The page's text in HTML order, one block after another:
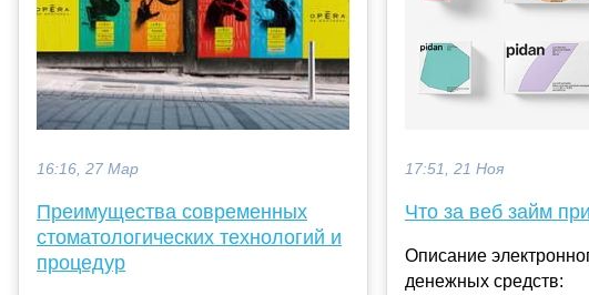
16:16, 27 Мар
Преимущества современных
стоматологических технологий и
процедур
17:51, 21 Ноя
Что за веб займ
Описание
денежных средств: